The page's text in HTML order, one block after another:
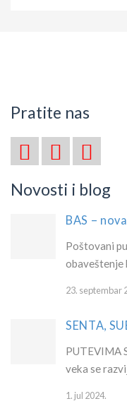
Pratite nas
Novosti i blog
BAS –
Poštovani
obaveštenje
23. septembar
SENTA,
PUTEVIMA
veka se
1. jul 2024.